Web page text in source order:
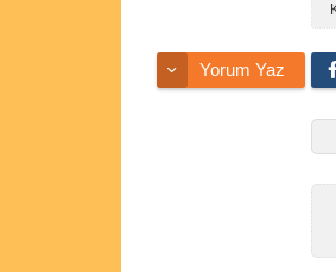
Yorum Yaz